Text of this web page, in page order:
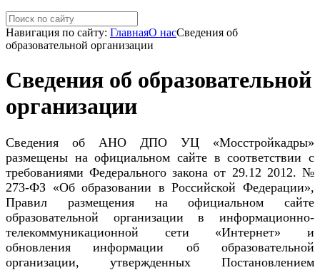
Навигация по сайту: ГлавнаяО насСведения об
образовательной организации
Сведения об образовательной
организации
Сведения об АНО ДПО УЦ «Мосстройкадры»
размещены на официальном сайте в соответствии с
требованиями Федерального закона от 29.12 2012. №
273-ФЗ «Об образовании в Российской Федерации»,
Правил размещения на официальном сайте
образовательной организации в информационно-
телекоммуникационной сети «Интернет» и
обновления информации об образовательной
организации, утвержденных Постановлением